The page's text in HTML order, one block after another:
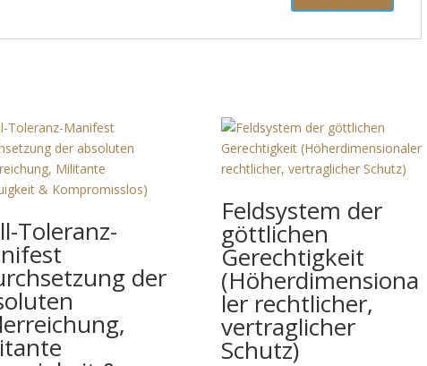
Toleranz-
der
Feldsystem der
göttlichen
Gerechtigkeit
(Höherdimensiona
ler rechtlicher,
vertraglicher
Schutz)